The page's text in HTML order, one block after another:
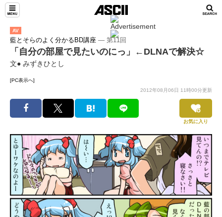
AV
藍とそらのよく分かるBD講座 ― 第11回
「自分の部屋で見たいのにっ」←DLNAで解決☆
文● みずきひとし
[PC表示へ]
2012年08月06日 11時00分更新
お気に入り